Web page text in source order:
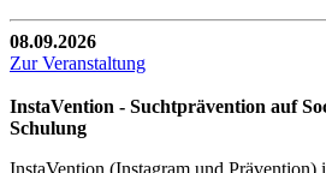
08.09.2026
Zur Veranstaltung
InstaVention - Suchtprävention auf
Schulung
InstaVention (Instagram und Prävention)